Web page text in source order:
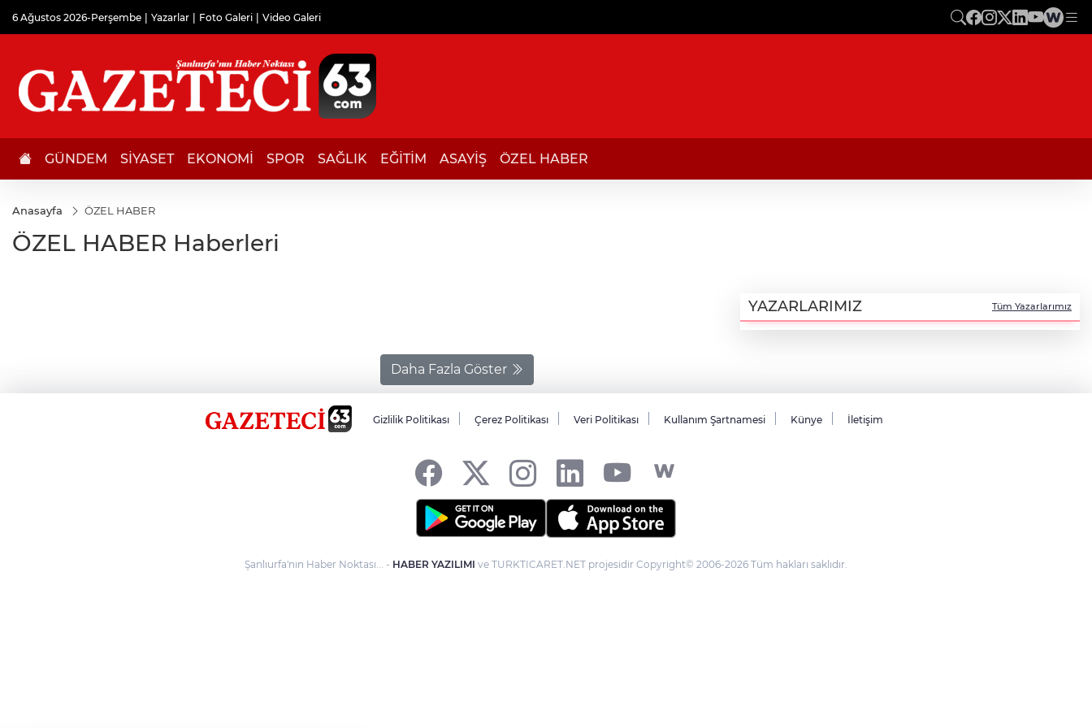
6 Ağustos 2026-Perşembe Yazarlar Foto Galeri Video Galeri
GÜNDEM SİYASET EKONOMİ SPOR SAĞLIK EĞİTİM ASAYİŞ ÖZEL HABER
Anasayfa ÖZEL HABER
ÖZEL HABER Haberleri
YAZARLARIMIZ Tüm Yazarlarımız
Daha Fazla Göster
Gizlilik Politikası Çerez Politikası Veri Politikası Kullanım Şartnamesi Künye İletişim
Şanlıurfa'nın Haber Noktası... - HABER YAZILIMI ve TURKTICARET.NET projesidir Copyright© 2006-2026 Tüm hakları saklıdır.